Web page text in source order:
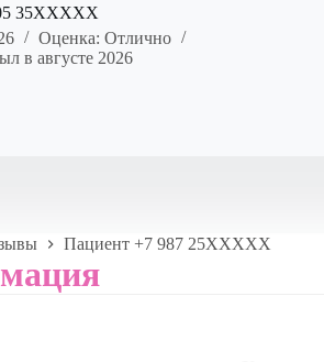
35XXXXX
Оценка: Отлично
в августе 2026
Пациент +7 987 25XXXXX